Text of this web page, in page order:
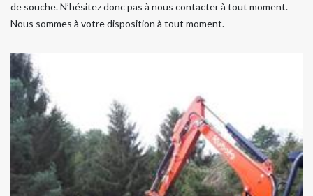
de souche. N’hésitez donc pas à nous contacter à tout moment.
Nous sommes à votre disposition à tout moment.